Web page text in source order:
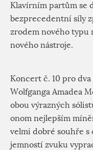
Klavírním partům se
bezprecedentní síly
zrodem nového typu
nového nástroje.
Koncert č. 10 pro
Wolfganga Amadea
obou výrazných
onom nejlepším
velmi dobré souhře
jemností zvuku